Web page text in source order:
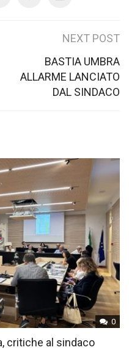
NEXT POST
BASTIA UMBRA
ALLARME LANCIATO
DAL SINDACO
0
critiche al sindaco